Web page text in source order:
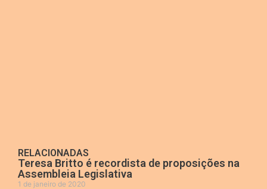
RELACIONADAS
Teresa Britto é recordista de proposições na
Assembleia Legislativa
1 de janeiro de 2020